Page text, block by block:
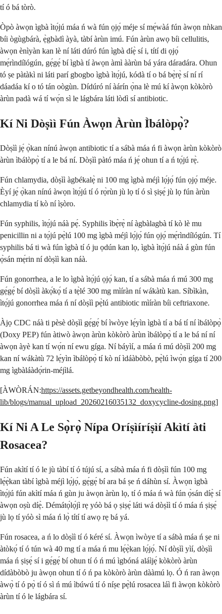
tí ó bá tòrò.
Òpò àwọn ìgbà ìtọ́jú máa ń wà fún ọjọ́ méje sí mẹ́wàá fún àwọn nǹkan
bíi ògùgbárà, ẹ̀gbàdì àyà, tàbí àrùn imú. Fún àrùn awọ bíi cellulitis,
àwọn ènìyàn kan lè ní láti dúró fún ìgbà díẹ̀ sí i, títí di ọjọ́
mẹ́rìndílógún, gẹ́gẹ́ bí ìgbà tí àwọn àmì ààrùn bá yára dáradára. Ohun
tó ṣe pàtàkì ni láti parí gbogbo ìgbà ìtọ́jú, kódà tí o bá bẹ̀rẹ̀ sí ní rí
dáadáa kí o tó tán oògùn. Dídúró ní àárín ọ̀na lè mú kí àwọn kòkòrò
àrùn padà wá tí wọ́n sì le lágbára láti lòdì sí antibiotic.
Kí Ni Dòṣìì Fún Àwọn Àrùn Ìbálòpọ̀?
Dòṣìì jẹ́ ọ̀kan nínú àwọn antibiotic tí a sábà máa ń fi àwọn àrùn kòkòrò
àrùn ìbálòpọ̀ tí a le bá ní. Dòṣìì pàtó máa ń jẹ́ ohun tí a ń tọ́jú rẹ̀.
Fún chlamydia, dòṣìì àgbékalẹ̀ ni 100 mg ìgbà méjì lọ́jọ́ fún ọjọ́ méje.
Èyí jẹ́ ọ̀kan nínú àwọn ìtọ́jú tí ó rọ̀rùn jù lọ tí ó sì ṣiṣẹ́ jù lọ fún àrùn
chlamydia tí kò ní ìṣòro.
Fún syphilis, ìtọ́jú náà pẹ́. Syphilis ìbẹ̀rẹ̀ ní àgbàlagbà tí kò lè mu
penicillin ni a tọ́jú pẹ̀lú 100 mg ìgbà méjì lọ́jọ́ fún ọjọ́ mẹ́rìndílógún. Tí
syphilis bá ti wà fún ìgbà tí ó ju ọdún kan lọ, ìgbà ìtọ́jú náà á gùn fún
ọ̀sán mẹ́rin ní dòṣìì kan náà.
Fún gonorrhea, a le lo ìgbà ìtọ́jú ọjọ́ kan, tí a sábà máa ń mú 300 mg
gẹ́gẹ́ bí dòṣìì àkọ́kọ́ tí a tẹ̀lé 300 mg mìíràn ní wákàtù kan. Síbìkàn,
ìtọ́jú gonorrhea máa ń ní dòṣìì pẹ̀lú antibiotic mìíràn bíi ceftriaxone.
Àjọ CDC náà ti pèsè dòṣìì gẹ́gẹ́ bí ìwòye lẹ́yìn ìgbà tí a bá tí ní ìbálòpọ̀
(Doxy PEP) fún àtiwò àwọn àrùn kòkòrò àrùn ìbálòpọ̀ tí a le bá ní ní
àwọn àyè kan tí wọ́n ní ewu gíga. Ní báyìí, a máa ń mú dòṣìì 200 mg
kan ní wákàtù 72 lẹ́yìn ìbálòpọ̀ tí kò ní ìdáàbòbò, pẹ̀lú ìwọ̀n gíga tí 200
mg ìgbàláàdọ́rin-méjìlá.
[ÀWÒRÁN:https://assets.getbeyondhealth.com/health-
lib/blogs/manual_upload_20260216035132_doxycycline-dosing.png]
Kí Ni A Le Sọ̀rọ̀ Nípa Oríṣìíríṣìí Akìtí àti
Rosacea?
Fún akìtí tí ó le jù tàbí tí ó tújú sí, a sábà máa ń fi dòṣìì fún 100 mg
lẹ́ẹ̀kan tàbí ìgbà méjì lọ́jọ́, gẹ́gẹ́ bí ara bá ṣe ń dáhùn sí. Àwọn ìgbà
ìtọ́jú fún akìtí máa ń gùn ju àwọn àrùn lọ, tí ó máa ń wà fún ọ̀sán díẹ̀ sí
àwọn oṣù díẹ̀. Démátọ́lọ́jì rẹ yóò bá ọ ṣiṣẹ́ láti wá dòṣìì tí ó máa ń ṣiṣẹ́
jù lọ tí yóò sì máa ń lọ̀ títí tí awọ rẹ bá yá.
Fún rosacea, a ń lo dòṣìì tí ó kéré sí. Àwọn ìwòye tí a sábà máa ń ṣe ni
àtòkọ́ tí ó tún wà 40 mg tí a máa ń mu lẹ́ẹ̀kan lọ́jọ́. Ní dòṣìì yìí, dòṣìì
máa ń ṣiṣẹ́ sí i gẹ́gẹ́ bí ohun tí ó ń mú ìgbóná aláìjẹ́ kòkòrò àrùn
dídàbòbò ju àwọn ohun tí ó ń pa kòkòrò àrùn dààmú lọ. Ó ń ran àwọn
àwọ̀ tí ó pọ̀ tí ó sì ń mú ìbúwú tí ó níṣe pẹ̀lú rosacea láì fi àwọn kòkòrò
àrùn tí ó le lágbára sí.